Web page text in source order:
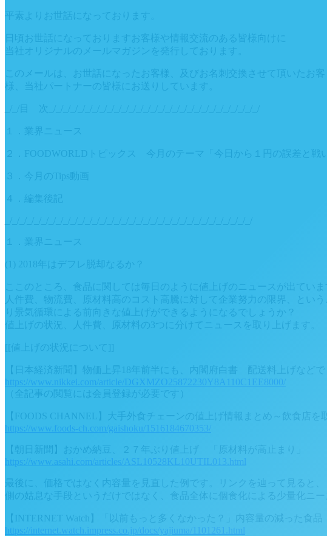
平素よりお世話になっております。
日頃お世話になっておりますお客様や情報交流のある皆様向けに
当社オリジナルのメールマガジンを発行しております。
このメールは、お世話になったお客様、及びお名刺交換させて頂いたお客
様、当社パートナーの皆様にお送りしています。
_/_/目 次_/_/_/_/_/_/_/_/_/_/_/_/_/_/_/_/_/_/_/_/_/_/_/_/_/_/_/_/_/
１．業界ニュース
２．FOODWORLDトピックス 今月のテーマ「今日から１円の誤差と戦
３．今月のTips動画
４．編集後記
１．業界ニュース
(1) 2018年はデフレ脱却なるか？
ここのところ、食品に関しては毎日のように値上げのニュースが出ていま
人件費、物流費、原材料高のコスト高騰に対して企業努力の限界、とい
り景気循環による前向きな値上げができるようになるでしょうか？
値上げの状況、人件費、原材料の3つに分けてニュースを取り上げます。
[[値上げの状況について]]
【日本経済新聞】物価上昇18年前半にも、内閣府白書 配送料上げなどで
https://www.nikkei.com/article/DGXMZO25872230Y8A110C1EE8000/
（全記事の閲覧には会員登録が必要です）
【FOODS CHANNEL】大手外食チェーンの値上げ情報まとめ～飲食店を
https://www.foods-ch.com/gaishoku/1516184670353/
【朝日新聞】おかめ納豆、２７年ぶり値上げ 「原材料が高止まり」
https://www.asahi.com/articles/ASL10528KL10UTIL013.html
最後に、価格ではなく内容量を見直した例です。リンクを辿って見ると
側の姑息な手段というだけではなく、食品全体に個食化による少量化ニ
【INTERNET Watch】「以前もっと多くなかった？」内容量の減った食品
https://internet.watch.impress.co.jp/docs/yajiuma/1101261.html